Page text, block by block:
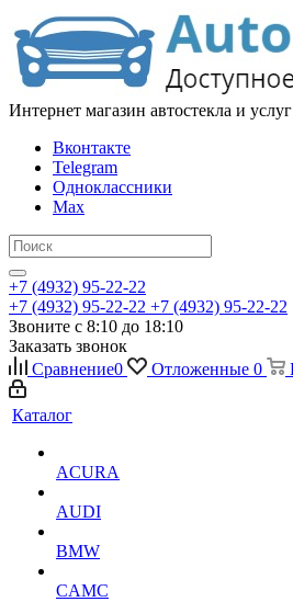
Интернет магазин автостекла и услуг
Вконтакте
Telegram
Одноклассники
Max
+7 (4932) 95-22-22
+7 (4932) 95-22-22 +7 (4932) 95-22-22
Звоните с 8:10 до 18:10
Заказать звонок
Сравнение0 Отложенные 0
Каталог
ACURA
AUDI
BMW
CAMC